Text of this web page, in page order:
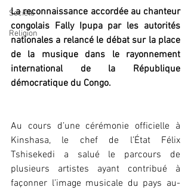
Société
Religion
La reconnaissance accordée au chanteur
congolais Fally Ipupa par les autorités
nationales a relancé le débat sur la place
de la musique dans le rayonnement
international de la République
démocratique du Congo.
Au cours d’une cérémonie officielle à
Kinshasa, le chef de l’État Félix
Tshisekedi a salué le parcours de
plusieurs artistes ayant contribué à
façonner l’image musicale du pays au-